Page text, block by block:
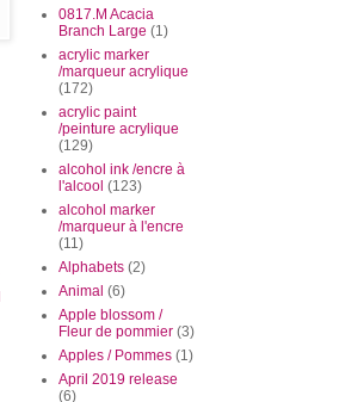
0817.M Acacia
Branch Large (1)
acrylic marker
/marqueur acrylique
(172)
acrylic paint
/peinture acrylique
(129)
alcohol ink /encre à
l'alcool (123)
alcohol marker
/marqueur à l'encre
(11)
Alphabets (2)
Animal (6)
Apple blossom /
Fleur de pommier (3)
Apples / Pommes (1)
April 2019 release
(6)